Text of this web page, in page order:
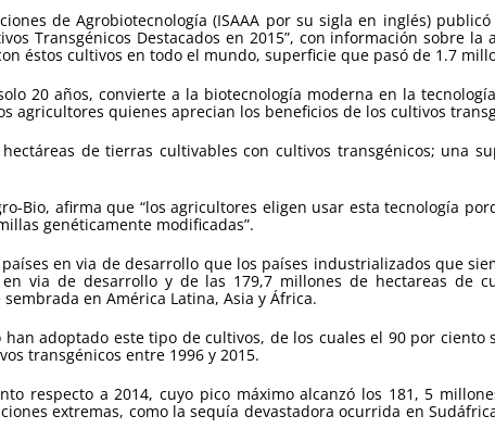
de Agrobiotecnología (ISAAA por su sigla en inglés)
Transgénicos Destacados en 2015”, con información sobre
éstos cultivos en todo el mundo, superficie que pasó de 1.7
20 años, convierte a la biotecnología moderna en la
agricultores quienes aprecian los beneficios de los cultivos
de tierras cultivables con cultivos transgénicos; una
Bio, afirma que “los agricultores eligen usar esta tecnología
genéticamente modificadas”.
en via de desarrollo que los países industrializados que
via de desarrollo y de las 179,7 millones de hectareas de
en América Latina, Asia y África.
adoptado este tipo de cultivos, de los cuales el 90 por
transgénicos entre 1996 y 2015.
respecto a 2014, cuyo pico máximo alcanzó los 181, 5
extremas, como la sequía devastadora ocurrida en